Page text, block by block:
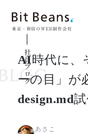
東京・新宿のWEB制作会社
社員ブログ
AI時代に、
ーの目」が
design.md
あさこ